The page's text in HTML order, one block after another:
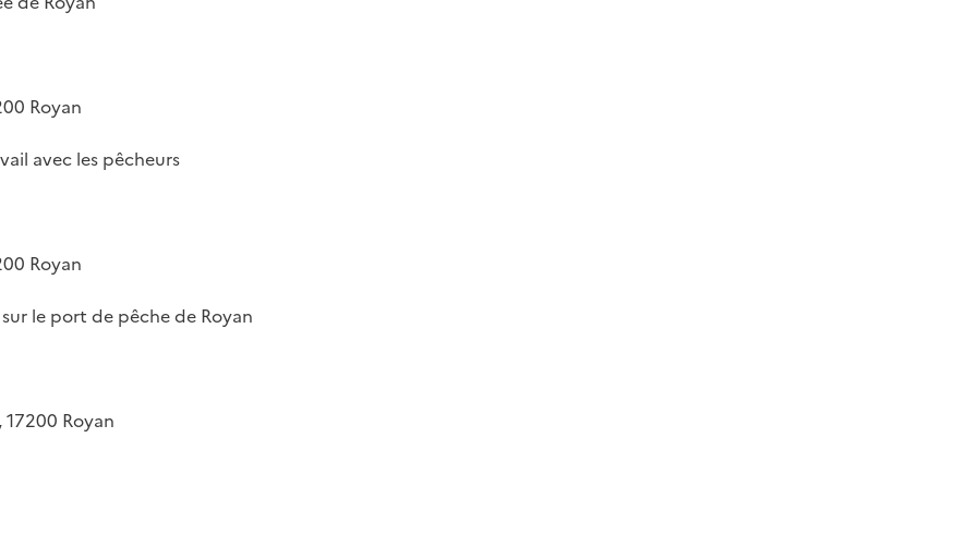
Royan
avec les pêcheurs
Royan
le port de pêche de Royan
17200 Royan